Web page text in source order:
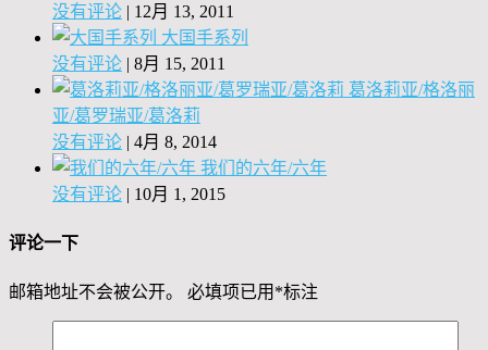
没有评论 | 12月 13, 2011
大国手系列
没有评论 | 8月 15, 2011
葛洛莉亚/格洛丽
亚/葛罗瑞亚/葛洛莉
没有评论 | 4月 8, 2014
我们的六年/六年
没有评论 | 10月 1, 2015
评论一下
邮箱地址不会被公开。 必填项已用 *标注